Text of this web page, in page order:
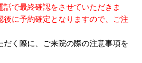
話で最終確認をさせていただきま
後に予約確定となりますので、ご注
く際に、ご来院の際の注意事項を